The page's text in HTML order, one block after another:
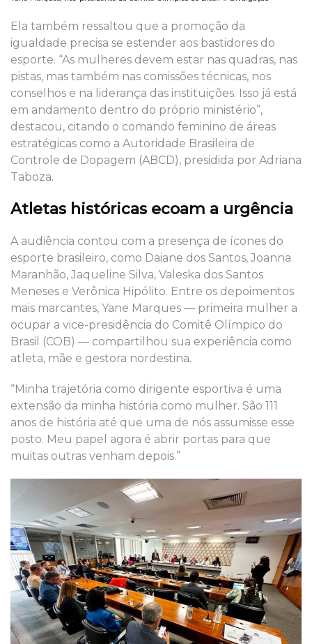
Ela também ressaltou que a promoção da
igualdade precisa se estender aos bastidores do
esporte. “As mulheres devem estar nas quadras, nas
pistas, mas também nas comissões técnicas, nos
conselhos e na liderança das instituições. Isso já está
em andamento dentro do próprio ministério”,
destacou, citando o comando feminino de áreas
estratégicas como a Autoridade Brasileira de
Controle de Dopagem (ABCD), presidida por Adriana
Taboza.
Atletas históricas ecoam a urgência
A audiência contou com a presença de ícones do
esporte brasileiro, como Daiane dos Santos, Joanna
Maranhão, Jaqueline Silva, Valeska dos Santos
Meneses e Verônica Hipólito. Entre os depoimentos
mais marcantes, Yane Marques — primeira mulher a
ocupar a vice-presidência do Comitê Olímpico do
Brasil (COB) — compartilhou sua experiência como
atleta, mãe e gestora nordestina.
“Minha trajetória como dirigente esportiva é uma
extensão da minha história como mulher. São 111
anos de história até que uma de nós assumisse esse
posto. Meu papel agora é abrir portas para que
muitas outras venham depois.”